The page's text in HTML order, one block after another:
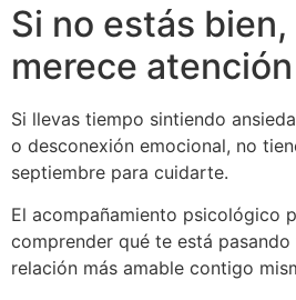
Si no estás
merece atención
Si llevas tiempo sintiendo
o desconexión emocional, no
septiembre para cuidarte.
El acompañamiento psicológico
comprender qué te está
relación más amable contigo